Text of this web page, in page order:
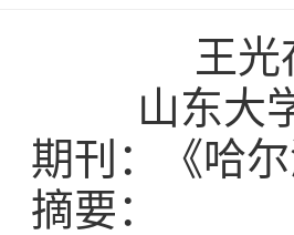
王光
山东大
期刊：《哈
摘要：